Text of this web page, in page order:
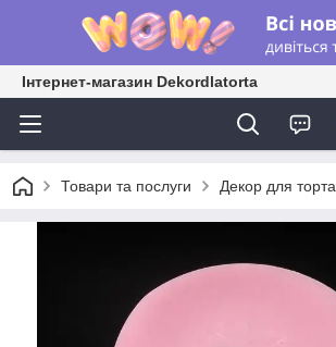
Інтернет-магазин Dekordlatorta
Товари та послуги Декор для торта